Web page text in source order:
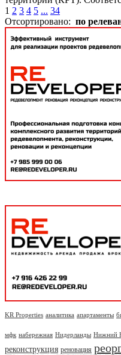
1 2 3 4 5 ... 34
Отсортировано: по
KR Properties аналитика апартаменты
мфк набережная Нидерланды Нижний
реконструкция реновация